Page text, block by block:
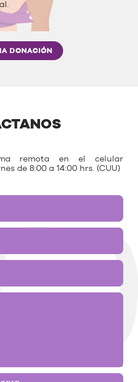
DONACIÓN
remota en el celular
de 8:00 a 14:00 hrs. (CUU)